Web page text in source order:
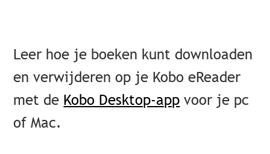
Leer hoe je boeken kunt downloaden
en verwijderen op je Kobo eReader
met de Kobo Desktop-app voor je pc
of Mac.